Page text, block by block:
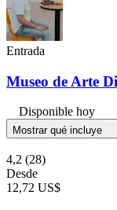
Entrada
Museo de Arte
Disponible hoy
Mostrar qué incluye
4,2 (28)
Desde
12,72 US$